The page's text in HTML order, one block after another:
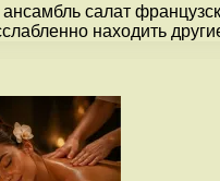
салат
находить